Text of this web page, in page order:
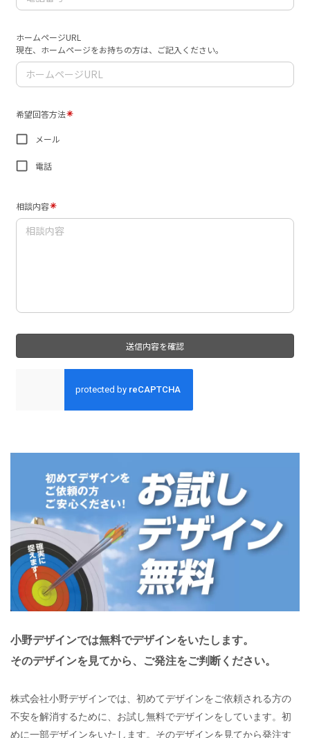
小野デザインでは無料でデザインをいたします。
そのデザインを見てから、ご発注をご判断ください。
株式会社小野デザインでは、 初めてデザインをご依頼される方の
不安を解消するために、 お試し無料でデザインをしています。 初
めに一部デザインをいたします。 そのデザインを見てから発注す